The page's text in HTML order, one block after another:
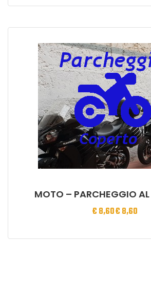
MOTO – PARCHEGGIO
€8,60€8,60